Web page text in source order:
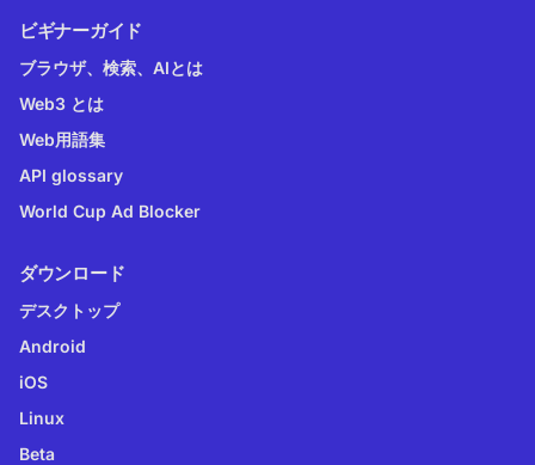
ビギナーガイド
ブラウザ、検索、AIとは
Web3 とは
Web用語集
API glossary
World Cup Ad Blocker
ダウンロード
デスクトップ
Android
iOS
Linux
Beta